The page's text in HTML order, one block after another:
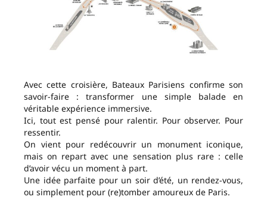
Avec cette croisière, Bateaux Parisiens confirme son
savoir-faire : transformer une simple balade en
véritable expérience immersive.
Ici, tout est pensé pour ralentir. Pour observer. Pour
ressentir.
On vient pour redécouvrir un monument iconique,
mais on repart avec une sensation plus rare : celle
d’avoir vécu un moment à part.
Une idée parfaite pour un soir d’été, un rendez-vous,
ou simplement pour (re)tomber amoureux de Paris.